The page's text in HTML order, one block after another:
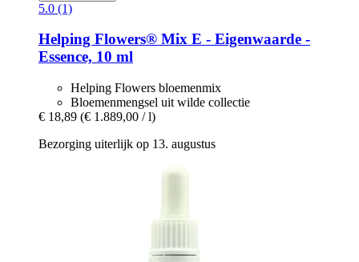
5.0 (1)
Helping Flowers® Mix E -​ Eigenwaarde -​
Essence, 10 ml
Helping Flowers bloemenmix
Bloemenmengsel uit wilde collectie
€ 18,89 (€ 1.889,00 / l)
Bezorging uiterlijk op 13. augustus